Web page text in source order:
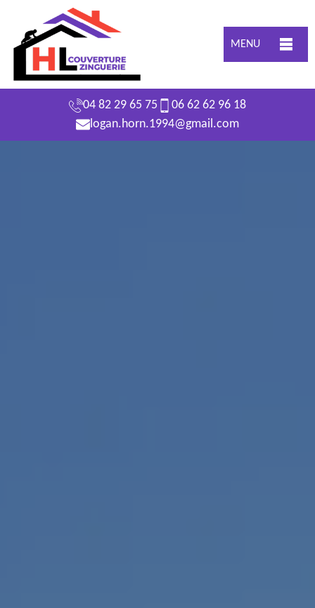
MENU
04 82 29 65 75
06 62 62 96 18
logan.horn.1994@gmail.com